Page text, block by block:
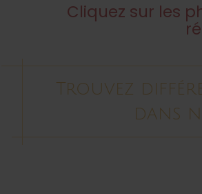
Cliquez sur les
Trouvez
dans